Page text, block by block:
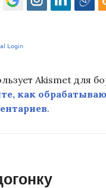
Akismet для
как
.